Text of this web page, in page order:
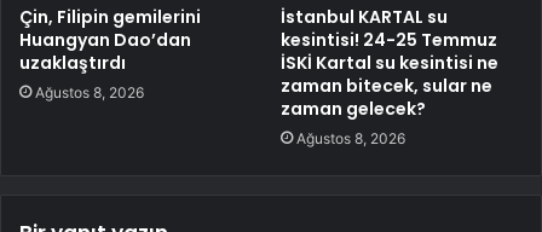
Çin, Filipin gemilerini
Huangyan Dao’dan
uzaklaştırdı
Ağustos 8, 2026
İstanbul KARTAL su
kesintisi! 24-25 Temmuz
İSKİ Kartal su kesintisi ne
zaman bitecek, sular ne
zaman gelecek?
Ağustos 8, 2026